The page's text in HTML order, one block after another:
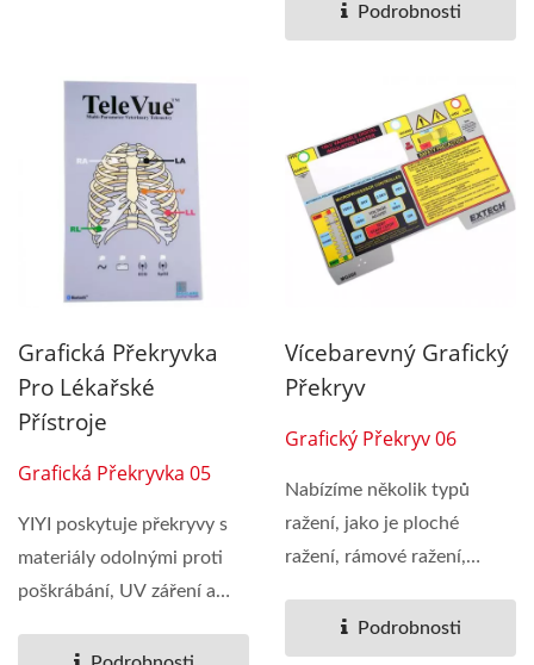
Podrobnosti
Grafická Překryvka
Pro Lékařské
Přístroje
Grafická Překryvka 05
YIYI poskytuje překryvy s
materiály odolnými proti
poškrábání, UV záření a
Vícebarevný Grafický
Překryv
Grafický Překryv 06
Nabízíme několik typů
ražení, jako je ploché
ražení, rámové ražení,
Podrobnosti